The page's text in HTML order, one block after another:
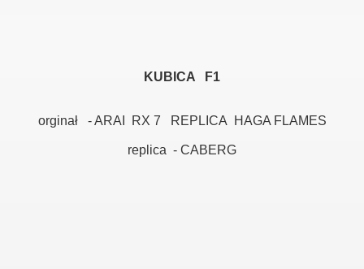
KUBICA F1
orginał - ARAI RX 7 REPLICA HAGA FLAMES
replica - CABERG